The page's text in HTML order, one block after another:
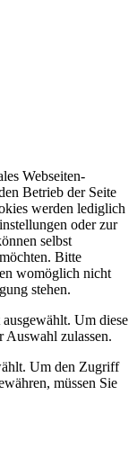
Webseiten-
Betrieb der Seite
werden lediglich
oder zur
selbst
Bitte
womöglich nicht
stehen.
Um diese
Auswahl zulassen.
Um den Zugriff
müssen Sie